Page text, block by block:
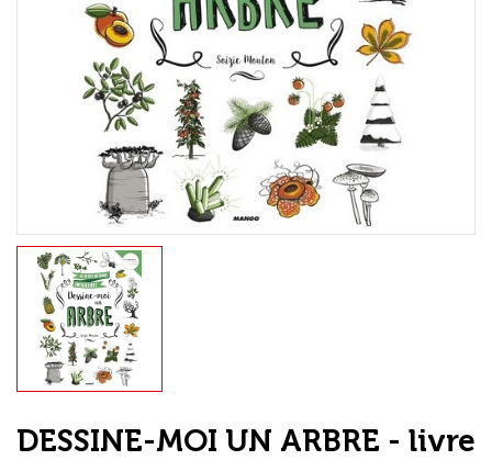
Loisirs Créatifs
Coffrets & cadeaux
Encadrement
Contact / Aide
DESSINE-MOI UN ARBRE - livre